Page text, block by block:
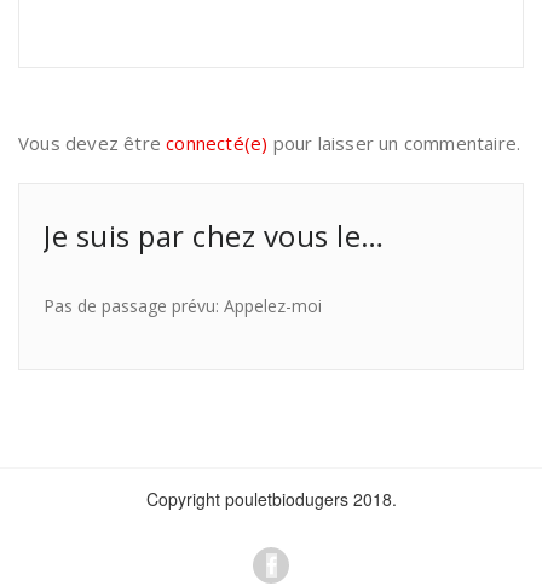
Vous devez êtreconnecté(e) pour laisser un commentaire.
Je suis par chez vous le…
Pas de passage prévu: Appelez-moi
Copyright pouletbiodugers 2018.